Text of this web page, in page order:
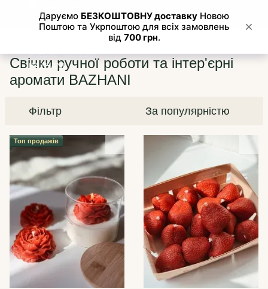
Свічки ручної роботи та інтер'єрні аромати BAZHANI
Свічки ручної роботи та інтер'єрні
аромати BAZHANI
Фільтр За популярністю
Топ продажів